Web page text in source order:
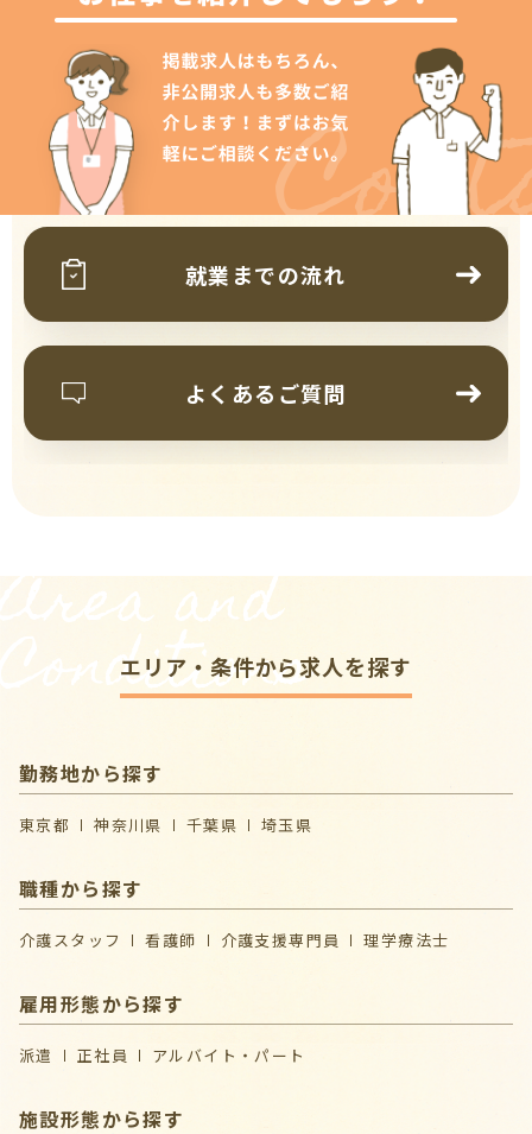
就業までの流れ
よくあるご質問
Area and
Conditions
エリア・条件から求人を探す
勤務地から探す
東京都 神奈川県 千葉県 埼玉県
職種から探す
介護スタッフ 看護師 介護支援専門員 理学療法士
雇用形態から探す
派遣 正社員 アルバイト・パート
施設形態から探す